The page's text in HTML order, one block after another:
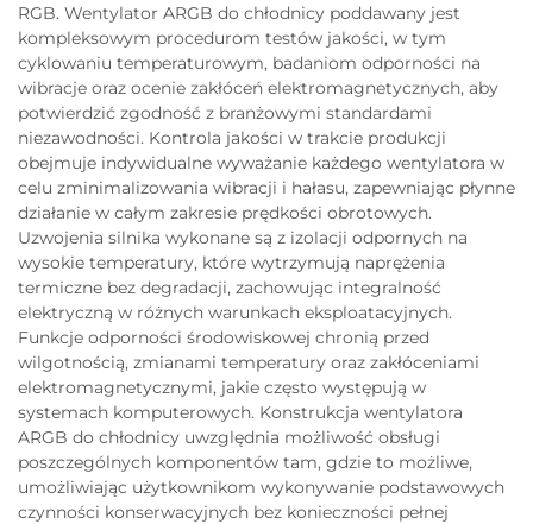
RGB. Wentylator ARGB do chłodnicy poddawany jest
kompleksowym procedurom testów jakości, w tym
cyklowaniu temperaturowym, badaniom odporności na
wibracje oraz ocenie zakłóceń elektromagnetycznych, aby
potwierdzić zgodność z branżowymi standardami
niezawodności. Kontrola jakości w trakcie produkcji
obejmuje indywidualne wyważanie każdego wentylatora w
celu zminimalizowania wibracji i hałasu, zapewniając płynne
działanie w całym zakresie prędkości obrotowych.
Uzwojenia silnika wykonane są z izolacji odpornych na
wysokie temperatury, które wytrzymują naprężenia
termiczne bez degradacji, zachowując integralność
elektryczną w różnych warunkach eksploatacyjnych.
Funkcje odporności środowiskowej chronią przed
wilgotnością, zmianami temperatury oraz zakłóceniami
elektromagnetycznymi, jakie często występują w
systemach komputerowych. Konstrukcja wentylatora
ARGB do chłodnicy uwzględnia możliwość obsługi
poszczególnych komponentów tam, gdzie to możliwe,
umożliwiając użytkownikom wykonywanie podstawowych
czynności konserwacyjnych bez konieczności pełnej